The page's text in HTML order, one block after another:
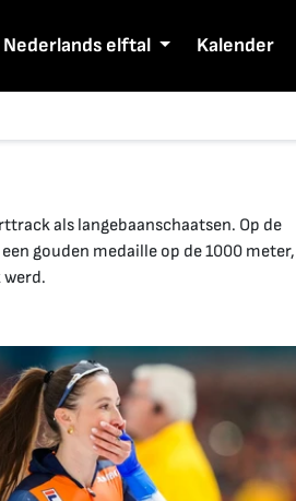
Nederlands elftal Kalender
als langebaanschaatsen. Op de
gouden medaille op de 1000 meter,